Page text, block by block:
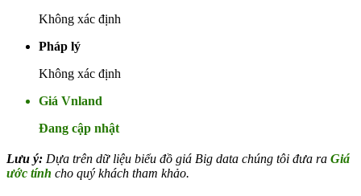
Không xác định
Pháp lý
Không xác định
Giá Vnland
Đang cập nhật
Lưu ý: Dựa trên dữ liệu biểu đồ giá Big data chúng tôi đưa ra Giá
ước tính cho quý khách tham khảo.